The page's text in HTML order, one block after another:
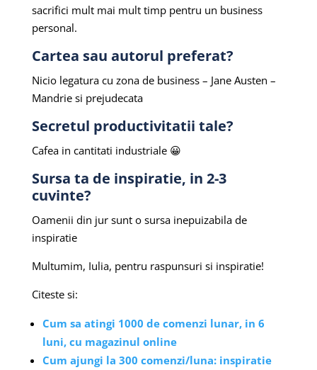
sacrifici mult mai mult timp pentru un business
personal.
Cartea sau autorul preferat?
Nicio legatura cu zona de business – Jane Austen –
Mandrie si prejudecata
Secretul productivitatii tale?
Cafea in cantitati industriale 😀
Sursa ta de inspiratie, in 2-3
cuvinte?
Oamenii din jur sunt o sursa inepuizabila de
inspiratie
Multumim, Iulia, pentru raspunsuri si inspiratie!
Citeste si:
Cum sa atingi 1000 de comenzi lunar, in 6
luni, cu magazinul online
Cum ajungi la 300 comenzi/luna: inspiratie